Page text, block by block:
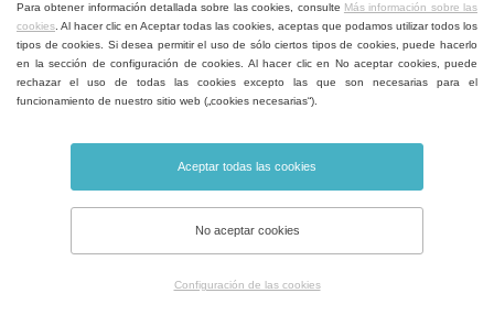
Posibilidad de conectar una unidad flash como un
El registrador de datos requiere que el
interfaz USB HOST, más en las
Instrucciones del uso. Permite registrar
Para obtener información detallada sobre las cookies, consulte Más información sobre las
cookies . Al hacer clic en Aceptar todas las cookies, aceptas que podamos utilizar todos los
tipos de cookies. Si desea permitir el uso de sólo ciertos tipos de cookies, puede hacerlo
en la sección de configuración de cookies. Al hacer clic en No aceptar cookies, puede
rechazar el uso de todas las cookies excepto las que son necesarias para el
funcionamiento de nuestro sitio web („cookies necesarias“).
Aceptar todas las cookies
No aceptar cookies
Configuración de las cookies